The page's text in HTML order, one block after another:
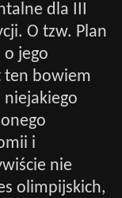
dla III
O tzw. Plan
o jego
ten bowiem
niejakiego
i
nie
olimpijskich,